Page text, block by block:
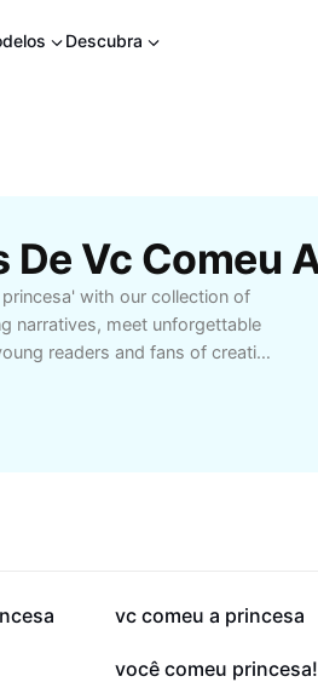
Descubra
with our collection of
narratives, meet unforgettable
readers and fans of creative
experience. Start your literary
191,7 mil
vc comeu a princesa
2,1 mil
você comeu princesa!